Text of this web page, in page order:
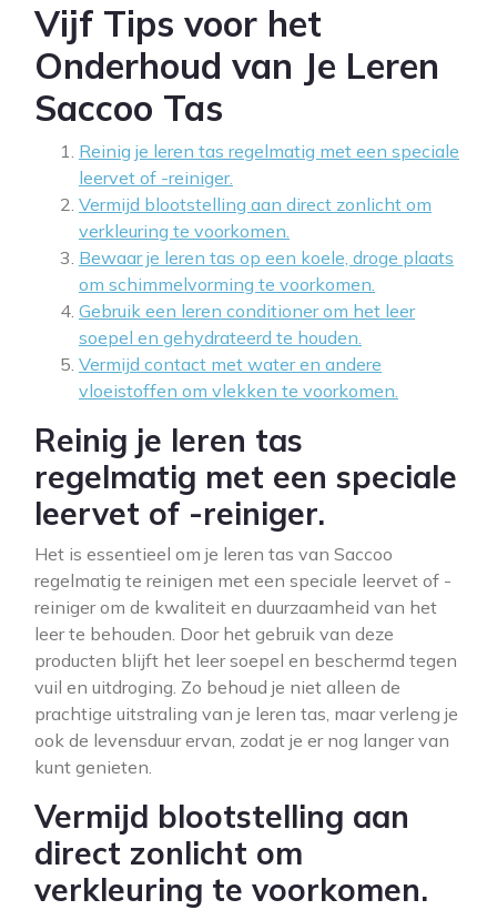
Vijf Tips voor het
Onderhoud van Je Leren
Saccoo Tas
Reinig je leren tas regelmatig met een speciale
leervet of -reiniger.
Vermijd blootstelling aan direct zonlicht om
verkleuring te voorkomen.
Bewaar je leren tas op een koele, droge plaats
om schimmelvorming te voorkomen.
Gebruik een leren conditioner om het leer
soepel en gehydrateerd te houden.
Vermijd contact met water en andere
vloeistoffen om vlekken te voorkomen.
Reinig je leren tas
regelmatig met een speciale
leervet of -reiniger.
Het is essentieel om je leren tas van Saccoo
regelmatig te reinigen met een speciale leervet of -
reiniger om de kwaliteit en duurzaamheid van het
leer te behouden. Door het gebruik van deze
producten blijft het leer soepel en beschermd tegen
vuil en uitdroging. Zo behoud je niet alleen de
prachtige uitstraling van je leren tas, maar verleng je
ook de levensduur ervan, zodat je er nog langer van
kunt genieten.
Vermijd blootstelling aan
direct zonlicht om
verkleuring te voorkomen.